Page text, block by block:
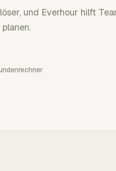
und Everhour hilft